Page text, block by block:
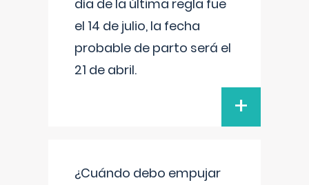
día de la última regla fue
el 14 de julio, la fecha
probable de parto será el
21 de abril.
+
¿Cuándo debo empujar